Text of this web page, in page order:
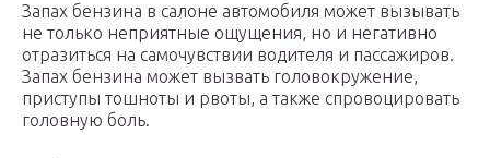
Запах бензина в салоне автомобиля может вызывать
не только неприятные ощущения, но и негативно
отразиться на самочувствии водителя и пассажиров.
Запах бензина может вызвать головокружение,
приступы тошноты и рвоты, а также спровоцировать
головную боль.